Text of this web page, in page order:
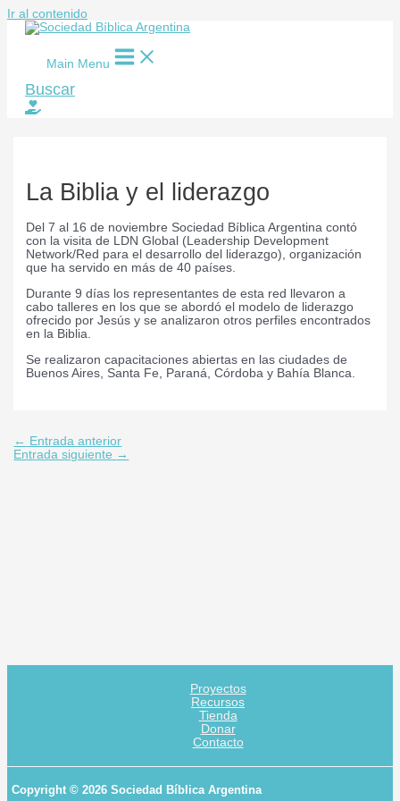
Ir al contenido
Main Menu
Buscar
La Biblia y el liderazgo
Del 7 al 16 de noviembre Sociedad Bíblica Argentina contó
con la visita de LDN Global (Leadership Development
Network/Red para el desarrollo del liderazgo), organización
que ha servido en más de 40 países.
Durante 9 días los representantes de esta red llevaron a
cabo talleres en los que se abordó el modelo de liderazgo
ofrecido por Jesús y se analizaron otros perfiles encontrados
en la Biblia.
Se realizaron capacitaciones abiertas en las ciudades de
Buenos Aires, Santa Fe, Paraná, Córdoba y Bahía Blanca.
← Entrada anterior
Entrada siguiente →
Proyectos
Recursos
Tienda
Donar
Contacto
Copyright © 2026 Sociedad Bíblica Argentina